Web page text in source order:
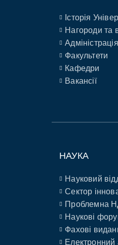
Історія
Нагороди та
Адміністрація
Факультети
Кафедри
Вакансії
НАУКА
Науковий
Сектор
Проблемна
Наукові
Фахові
Електронний